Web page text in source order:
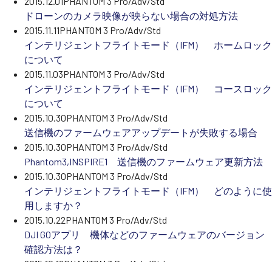
ドローンのカメラ映像が映らない場合の対処方法
2015.11.11PHANTOM 3 Pro/Adv/Std
インテリジェントフライトモード（IFM） ホームロック
について
2015.11.03PHANTOM 3 Pro/Adv/Std
インテリジェントフライトモード（IFM） コースロック
について
2015.10.30PHANTOM 3 Pro/Adv/Std
送信機のファームウェアアップデートが失敗する場合
2015.10.30PHANTOM 3 Pro/Adv/Std
Phantom3,INSPIRE1 送信機のファームウェア更新方法
2015.10.30PHANTOM 3 Pro/Adv/Std
インテリジェントフライトモード（IFM） どのように使
用しますか？
2015.10.22PHANTOM 3 Pro/Adv/Std
DJI GOアプリ 機体などのファームウェアのバージョン
確認方法は？